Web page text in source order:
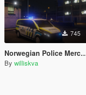
745
Norwegian Police Mercedes Benz Vito Tourer Fictional Livery (Williskva)
By williskva